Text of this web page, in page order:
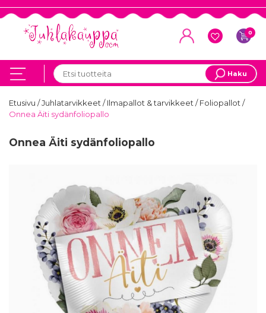
0
Haku
Etusivu /Juhlatarvikkeet/Ilmapallot & tarvikkeet/Foliopallot/
Onnea Äiti sydänfoliopallo
Onnea Äiti sydänfoliopallo